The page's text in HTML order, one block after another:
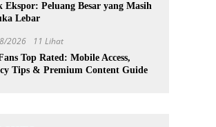
Ekspor: Peluang Besar yang Masih
Lebar
2026 11 Lihat
Top Rated: Mobile Access,
Tips & Premium Content Guide